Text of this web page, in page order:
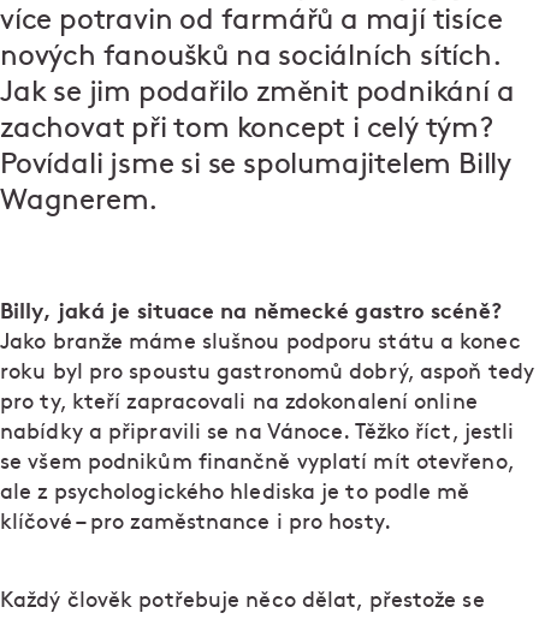
více potravin od farmářů a mají tisíce
nových fanoušků na sociálních sítích.
Jak se jim podařilo změnit podnikání a
zachovat při tom koncept i celý tým?
Povídali jsme si se spolumajitelem Billy
Wagnerem.
Billy, jaká je situace na německé gastro scéně?
Jako branže máme slušnou podporu státu a konec
roku byl pro spoustu gastronomů dobrý, aspoň tedy
pro ty, kteří zapracovali na zdokonalení online
nabídky a připravili se na Vánoce. Těžko říct, jestli
se všem podnikům finančně vyplatí mít otevřeno,
ale z psychologického hlediska je to podle mě
klíčové – pro zaměstnance i pro hosty.
Každý člověk potřebuje něco dělat, přestože se